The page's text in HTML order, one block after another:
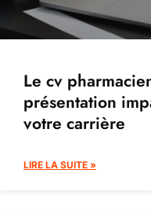
Le cv
présentation
votre carrière
LIRE LA SUITE »